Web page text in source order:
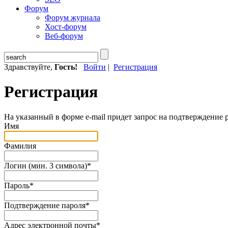
Форум
Форум журнала
Хост-форум
Веб-форум
Здравствуйте, Гость! Войти | Регистрация
Регистрация
На указанный в форме e-mail придет запрос на подтверждение
Имя
Фамилия
Логин (мин. 3 символа)*
Пароль*
Подтверждение пароля*
Адрес электронной почты*